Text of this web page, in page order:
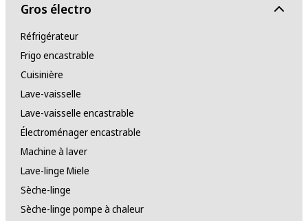
Gros électro
Réfrigérateur
Frigo encastrable
Cuisinière
Lave-vaisselle
Lave-vaisselle encastrable
Électroménager encastrable
Machine à laver
Lave-linge Miele
Sèche-linge
Sèche-linge pompe à chaleur